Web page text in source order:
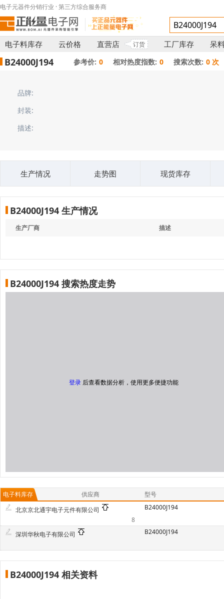
电子元器件分销行业 · 第三方综合服务商
电子料库存 云价格 直营店 订货 工厂库存 呆
B24000J194 参考价: 0 相对热度指数: 0 搜索次数: 0 次
品牌:
封装:
描述:
生产情况 走势图 现货库存
B24000J194 生产情况
生产厂商 描述
B24000J194 搜索热度走势
登录 后查看数据分析，使用更多便捷功能
电子料库存 供应商
型号
北京京北通宇电子元件有限公司
8
B24000J194
深圳华秋电子有限公司 B24000J194
B24000J194 相关资料